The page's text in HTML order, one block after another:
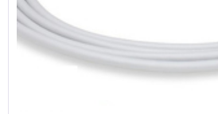
Расходные материалы к
Расходные материалы к